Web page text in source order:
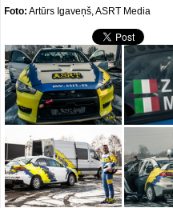
Foto: Artūrs Igaveņš, ASRT Media